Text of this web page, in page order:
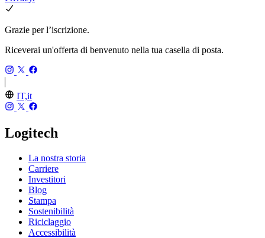
Grazie per l’iscrizione.
Riceverai un'offerta di benvenuto nella tua casella di posta.
IT,it
Logitech
La nostra storia
Carriere
Investitori
Blog
Stampa
Sostenibilità
Riciclaggio
Accessibilità